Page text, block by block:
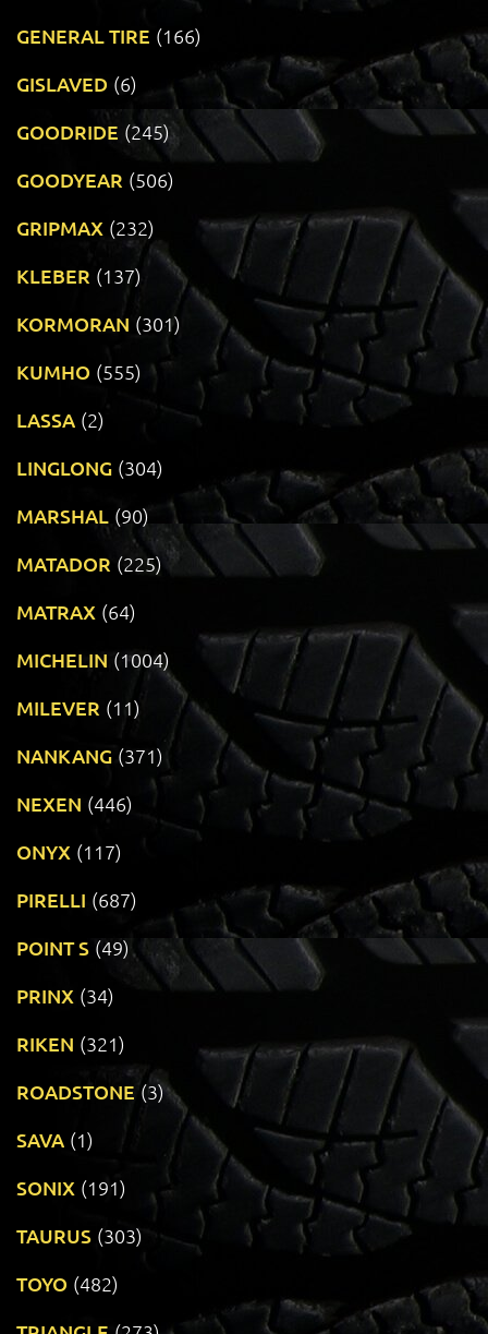
GENERAL TIRE (166)
GISLAVED (6)
GOODRIDE (245)
GOODYEAR (506)
GRIPMAX (232)
KLEBER (137)
KORMORAN (301)
KUMHO (555)
LASSA (2)
LINGLONG (304)
MARSHAL (90)
MATADOR (225)
MATRAX (64)
MICHELIN (1004)
MILEVER (11)
NANKANG (371)
NEXEN (446)
ONYX (117)
PIRELLI (687)
POINT S (49)
PRINX (34)
RIKEN (321)
ROADSTONE (3)
SAVA (1)
SONIX (191)
TAURUS (303)
TOYO (482)